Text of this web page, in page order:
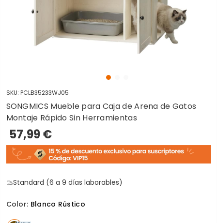
SKU: PCLB35233WJ05
SONGMICS Mueble para Caja de Arena de Gatos
Montaje Rápido Sin Herramientas
57,99 €
Standard (6 a 9 días laborables)
Color: Blanco Rústico